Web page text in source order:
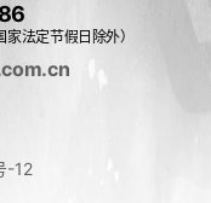
法定节假日除外）
-12